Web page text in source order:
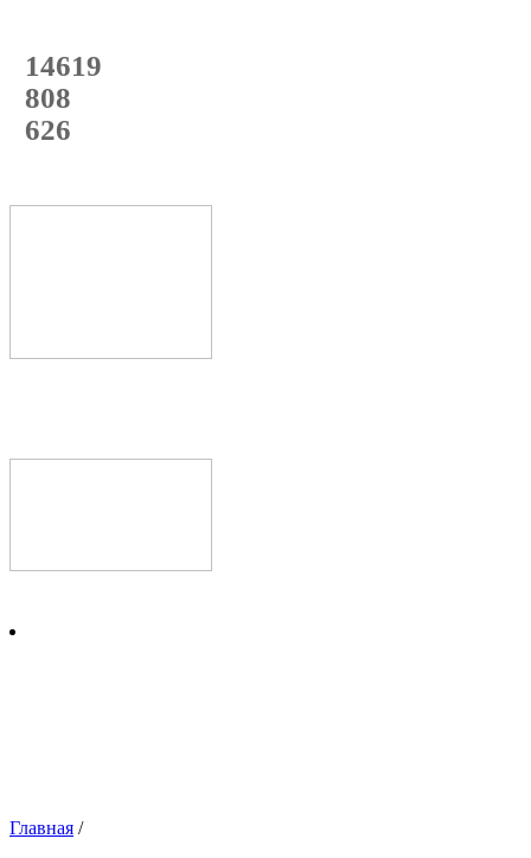
14619
с начала года
808
с начала месяца
626
с начала недели
Главная /